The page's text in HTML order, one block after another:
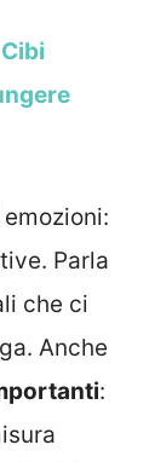
Cibi
Parla
che ci
Anche
: